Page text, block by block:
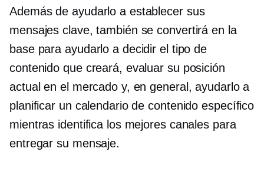
Además de ayudarlo a establecer sus
mensajes clave, también se convertirá en la
base para ayudarlo a decidir el tipo de
contenido que creará, evaluar su posición
actual en el mercado y, en general, ayudarlo a
planificar un calendario de contenido específico
mientras identifica los mejores canales para
entregar su mensaje.